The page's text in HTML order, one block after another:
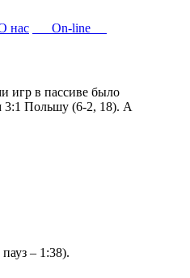
нас On-line
игр в пассиве было
3:1 Польшу (6-2, 18). А
– 1:38).